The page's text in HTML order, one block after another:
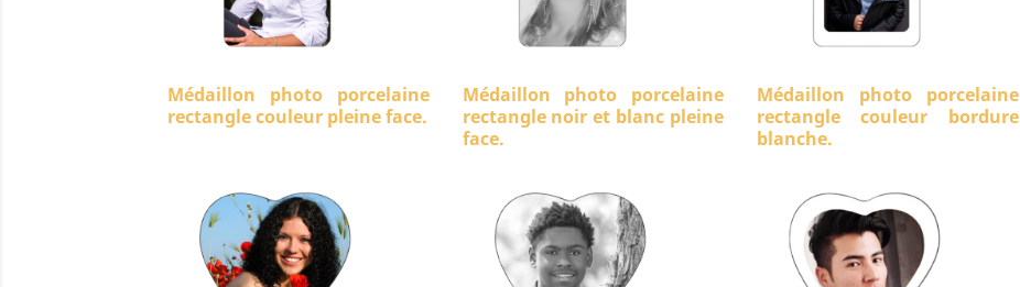
Médaillon photo porcelaine
rectangle couleur pleine face.
Médaillon photo porcelaine
rectangle noir et blanc pleine
face.
Médaillon photo porcelaine
rectangle couleur bordure
blanche.